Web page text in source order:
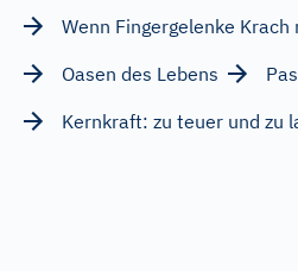
Wenn Fingergelenke Krach
Oasen des Lebens
Kernkraft: zu teuer und zu